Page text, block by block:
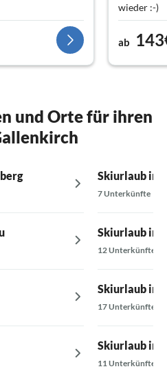
wieder :-)
ab
und Orte für ihren
Skiurlaub in
7 Unterkünfte
Skiurlaub in
12 Unterkünfte
Skiurlaub in
17 Unterkünfte
Skiurlaub in
11 Unterkünfte